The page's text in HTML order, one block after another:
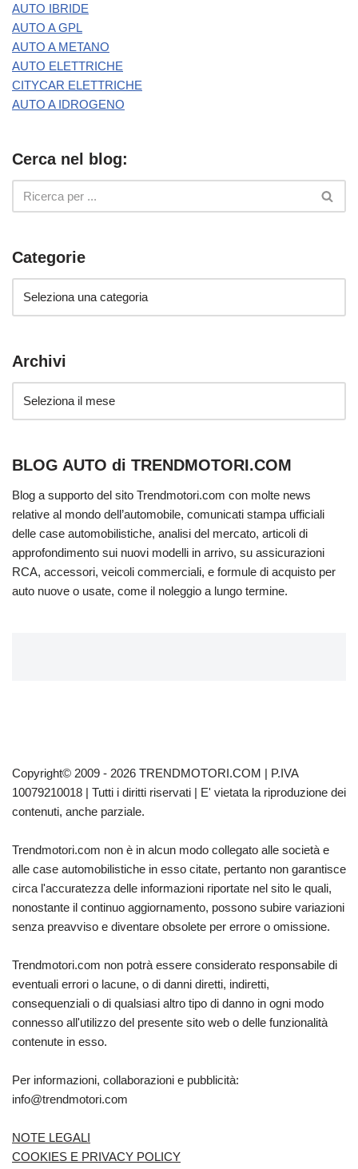
AUTO IBRIDE
AUTO A GPL
AUTO A METANO
AUTO ELETTRICHE
CITYCAR ELETTRICHE
AUTO A IDROGENO
Cerca nel blog:
Categorie
Archivi
BLOG AUTO di TRENDMOTORI.COM
Blog a supporto del sito Trendmotori.com con molte news
relative al mondo dell’automobile, comunicati stampa ufficiali
delle case automobilistiche, analisi del mercato, articoli di
approfondimento sui nuovi modelli in arrivo, su assicurazioni
RCA, accessori, veicoli commerciali, e formule di acquisto per
auto nuove o usate, come il noleggio a lungo termine.
Copyright© 2009 - 2026 TRENDMOTORI.COM | P.IVA
10079210018 | Tutti i diritti riservati | E' vietata la riproduzione dei
contenuti, anche parziale.
Trendmotori.com non è in alcun modo collegato alle società e
alle case automobilistiche in esso citate, pertanto non garantisce
circa l'accuratezza delle informazioni riportate nel sito le quali,
nonostante il continuo aggiornamento, possono subire variazioni
senza preavviso e diventare obsolete per errore o omissione.
Trendmotori.com non potrà essere considerato responsabile di
eventuali errori o lacune, o di danni diretti, indiretti,
consequenziali o di qualsiasi altro tipo di danno in ogni modo
connesso all'utilizzo del presente sito web o delle funzionalità
contenute in esso.
Per informazioni, collaborazioni e pubblicità:
info@trendmotori.com
NOTE LEGALI
COOKIES E PRIVACY POLICY